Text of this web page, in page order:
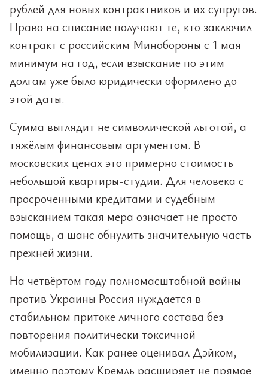
рублей для новых контрактников и их супругов.
Право на списание получают те, кто заключил
контракт с российским Минобороны с 1 мая
минимум на год, если взыскание по этим
долгам уже было юридически оформлено до
этой даты.
Сумма выглядит не символической льготой, а
тяжёлым финансовым аргументом. В
московских ценах это примерно стоимость
небольшой квартиры-студии. Для человека с
просроченными кредитами и судебным
взысканием такая мера означает не просто
помощь, а шанс обнулить значительную часть
прежней жизни.
На четвёртом году полномасштабной войны
против Украины Россия нуждается в
стабильном притоке личного состава без
повторения политически токсичной
мобилизации. Как ранее оценивал Дэйком,
именно поэтому Кремль расширяет не прямое